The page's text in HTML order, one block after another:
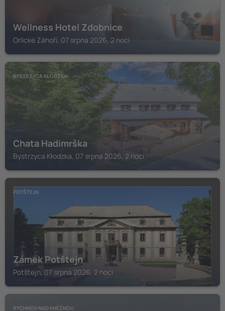
Wellness Hotel Zdobnice
Orlické Záhoří, 07 srpna 2026, 2 noci
BYSTRZYCA KŁODZKA
Chata Hadimrška
Bystrzyca Kłodzka, 07 srpna 2026, 2 noci
POTŠTEJN
Zámek Potštejn
Potštejn, 07 srpna 2026, 2 noci
RYCHNOV NAD KNĚŽNOU